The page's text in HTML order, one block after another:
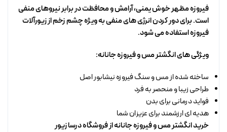
فیروزه مظهر خوش یمنی، آرامش و محافظت در برابر نیروهای منفی
است. برای دور کردن انرژی های منفی به ویژه چشم زخم از زیورآلات
فیروزه استفاده می شود.
ویژگی های انگشتر مس و فیروزه جانانه:
ساخته شده از مس و سنگ فیروزه نیشابور اصل
طراحی زیبا و منحصر به فرد
فواید درمانی برای بدن
هدیه ای ارزشمند برای عزیزان شما
خرید انگشتر مس و فیروزه جانانه از فروشگاه درسا زیور